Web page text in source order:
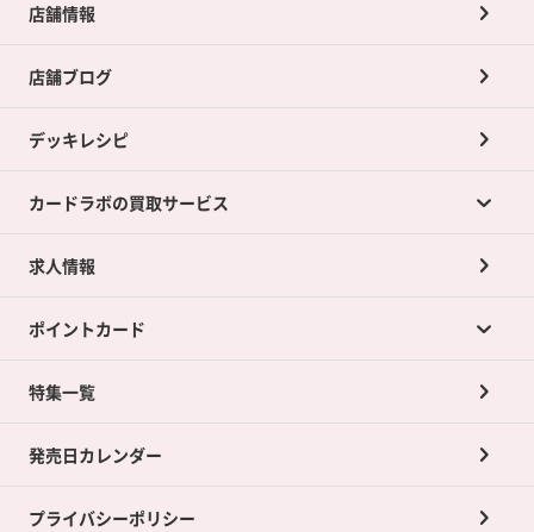
店舗情報
店舗ブログ
デッキレシピ
カードラボの買取サービス
カードラボの買取サービスTOP
店舗買取について
ネット買取について
買取承諾書について
求人情報
ポイントカード
ポイントカードTOP
ポイント交換景品
特集一覧
発売日カレンダー
プライバシーポリシー